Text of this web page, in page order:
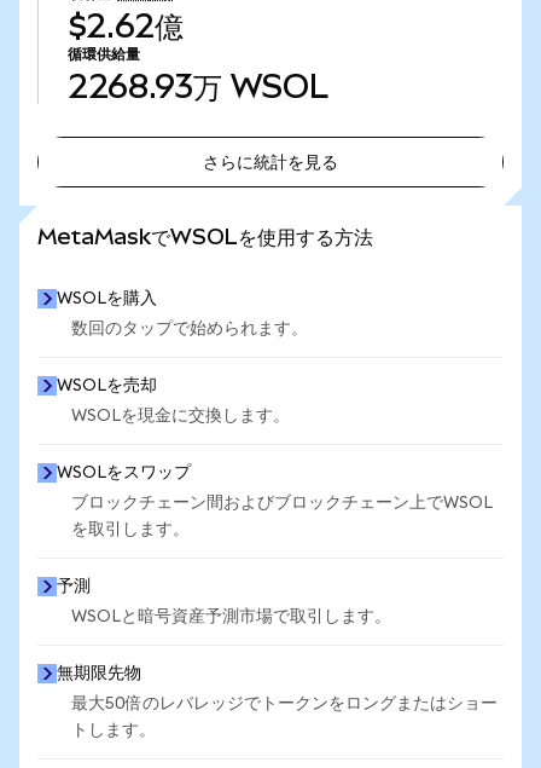
$2.62億
循環供給量
2268.93万 WSOL
さらに統計を見る
MetaMaskでWSOLを使用する方法
WSOLを購入
数回のタップで始められます。
WSOLを売却
WSOLを現金に交換します。
WSOLをスワップ
ブロックチェーン間およびブロックチェーン上でWSOL
を取引します。
予測
WSOLと暗号資産予測市場で取引します。
無期限先物
最大50倍のレバレッジでトークンをロングまたはショー
トします。